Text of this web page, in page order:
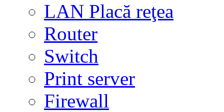
LAN Placă reţea
Router
Switch
Print server
Firewall